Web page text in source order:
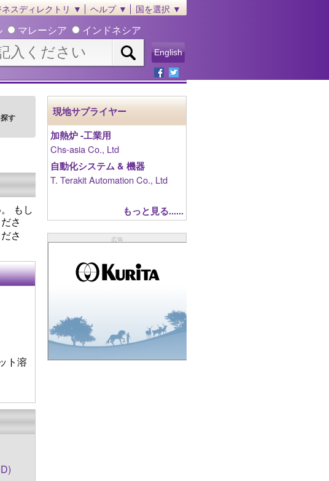
ネスディレクトリ ▼ ヘルプ ▼ 国を選択 ▼
マレーシア インドネシア
English
す
もし
さ
さ
ト溶
現地サプライヤー
加熱炉 ‐工業用
Chs-asia Co., Ltd
自動化システム & 機器
T. Terakit Automation Co., Ltd
もっと見る......
広告